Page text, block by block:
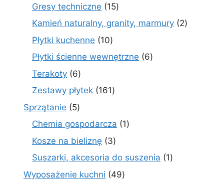
Gresy techniczne 1515
produktów
Kamień naturalny, granity, marmury 22
Płytki kuchenne 1010
produktów
Płytki ścienne wewnętrzne 66
Terakoty 66
produktów
Zestawy płytek 161161
Sprzątanie 55
produktów
Chemia gospodarcza 11
Kosze na bieliznę 33
produkty
Suszarki, akcesoria do suszenia 11
Wyposażenie kuchni 4949